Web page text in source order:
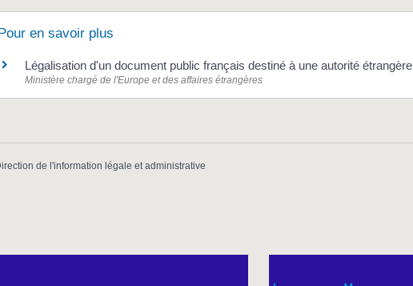
en savoir plus
Légalisation d'un document public français destiné à une autorité étrangère
Ministère chargé de l'Europe et des affaires étrangères
de l'information légale et administrative